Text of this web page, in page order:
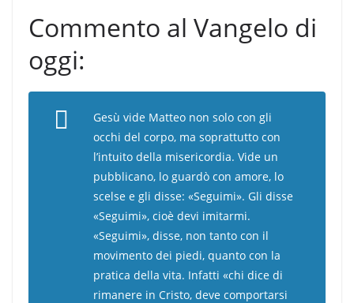
Commento al Vangelo di
oggi:
Gesù vide Matteo non solo con gli
occhi del corpo, ma soprattutto con
l’intuito della misericordia. Vide un
pubblicano, lo guardò con amore, lo
scelse e gli disse: «Seguimi». Gli disse
«Seguimi», cioè devi imitarmi.
«Seguimi», disse, non tanto con il
movimento dei piedi, quanto con la
pratica della vita. Infatti «chi dice di
rimanere in Cristo, deve comportarsi